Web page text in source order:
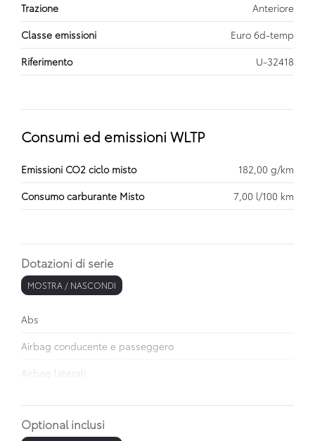
Trazione
Anteriore
Classe emissioni
Euro 6d-temp
Riferimento
U-32418
Consumi ed emissioni WLTP
Emissioni CO2 ciclo misto
182,00 g/km
Consumo carburante Misto
7,00 l/100 km
Dotazioni di serie
MOSTRA / NASCONDI
Abs
Airbag conducente e passeggero
Airbag laterali
Antifurto
Optional inclusi